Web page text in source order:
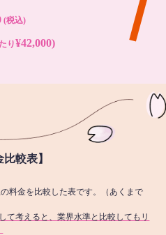
(税込)
り¥42,000)
比較表】
料金を比較した表です。（あくまで
て考えると、業界水準と比較してもリ